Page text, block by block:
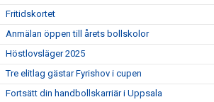
Fritidskortet
Anmälan öppen till årets bollskolor
Höstlovsläger 2025
Tre elitlag gästar Fyrishov i cupen
Fortsätt din handbollskarriär i Uppsala